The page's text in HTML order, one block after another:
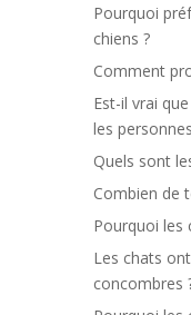
Pourquoi
chiens ?
Comment
Est-il vrai
les
Quels sont
Combien de
Pourquoi les
Les chats
concombres